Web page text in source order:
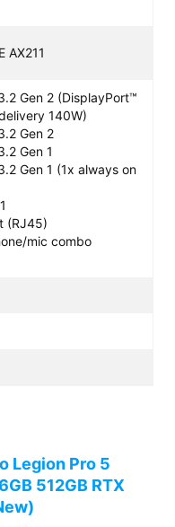
lượng khoảng 2.5
chiếc máy 16-inch,
máy bằng nhôm
trọng. Với những ưu
rãi cho các dòng
AX211
Gen 2 (DisplayPort™
140W)
Gen 2
Gen 1
Gen 1 (1x always on
(RJ45)
mic combo
Legion Pro 5
512GB RTX